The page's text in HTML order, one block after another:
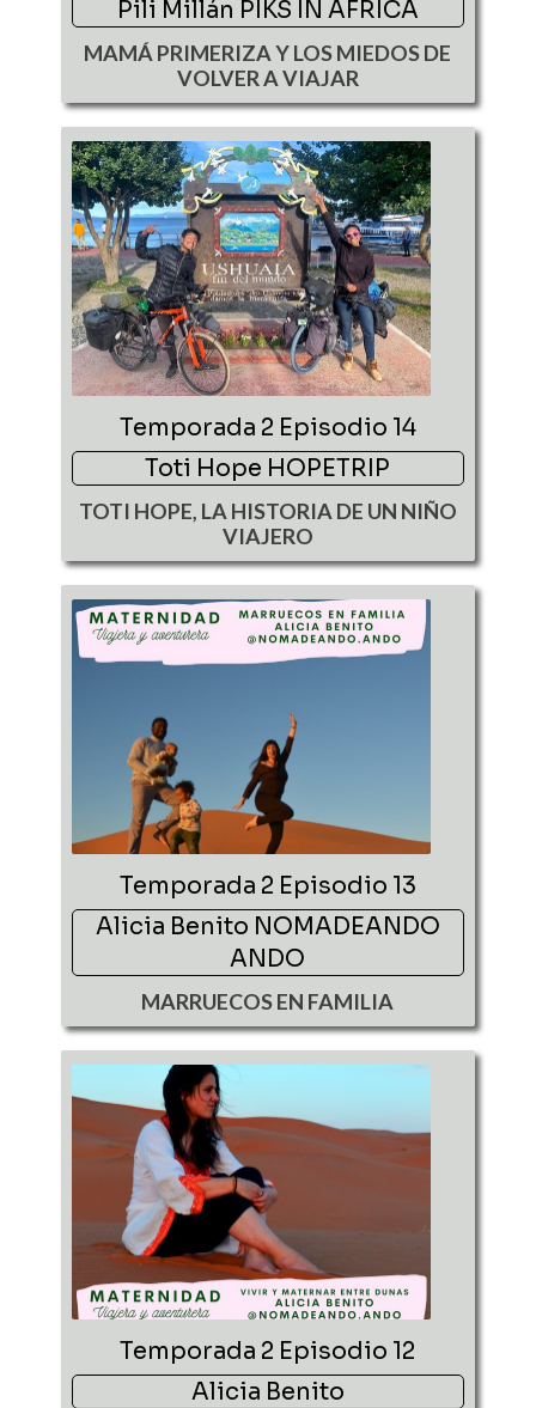
Pili Millán PIKS IN AFRICA
MAMÁ PRIMERIZA Y LOS MIEDOS DE
VOLVER A VIAJAR
Temporada 2 Episodio 14
Toti Hope HOPETRIP
TOTI HOPE, LA HISTORIA DE UN NIÑO
VIAJERO
Temporada 2 Episodio 13
Alicia Benito NOMADEANDO
ANDO
MARRUECOS EN FAMILIA
Temporada 2 Episodio 12
Alicia Benito